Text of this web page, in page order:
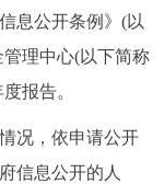
回应关切
息公开条例》(以
理中心(以下简称
报告。
况，依申请公开
信息公开的人